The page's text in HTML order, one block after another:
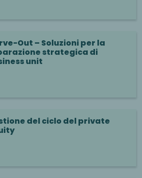
Out – Soluzioni per la
strategica di
unit
del ciclo del private